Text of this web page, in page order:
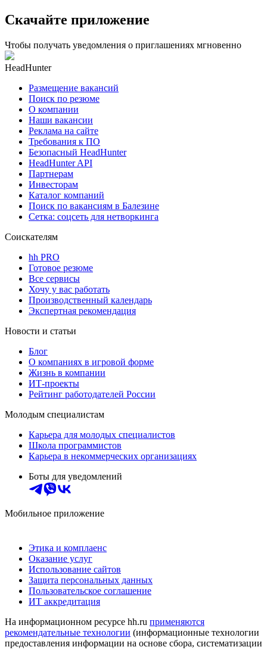
Скачайте приложение
Чтобы получать уведомления о приглашениях мгновенно
HeadHunter
Размещение вакансий
Поиск по резюме
О компании
Наши вакансии
Реклама на сайте
Требования к ПО
Безопасный HeadHunter
HeadHunter API
Партнерам
Инвесторам
Каталог компаний
Поиск по вакансиям в Балезине
Сетка: соцсеть для нетворкинга
Соискателям
hh PRO
Готовое резюме
Все сервисы
Хочу у вас работать
Производственный календарь
Экспертная рекомендация
Новости и статьи
Блог
О компаниях в игровой форме
Жизнь в компании
ИТ-проекты
Рейтинг работодателей России
Молодым специалистам
Карьера для молодых специалистов
Школа программистов
Карьера в некоммерческих организациях
Боты для уведомлений
Мобильное приложение
Этика и комплаенс
Оказание услуг
Использование сайтов
Защита персональных данных
Пользовательское соглашение
ИТ аккредитация
На информационном ресурсе hh.ru применяются
рекомендательные технологии (информационные технологии
предоставления информации на основе сбора, систематизации